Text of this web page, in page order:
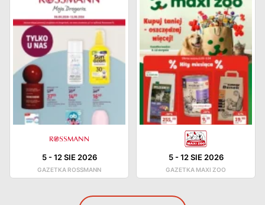
5-12 SIE 2026
GAZETKA ROSSMANN
5-12 SIE 2026
GAZETKA MAXI ZOO